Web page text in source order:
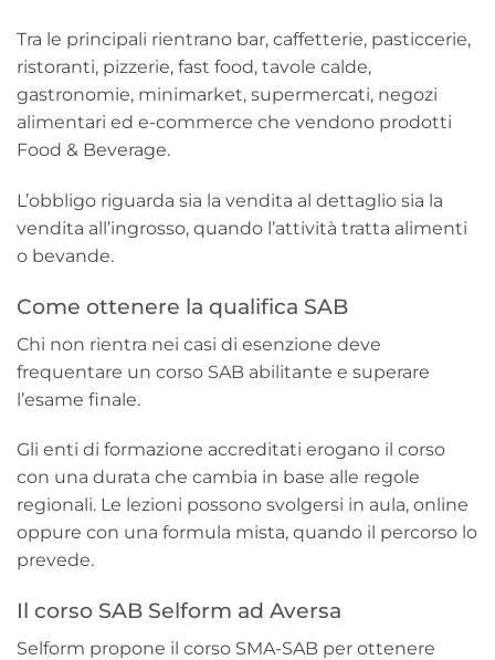
Tra le principali rientrano bar, caffetterie, pasticcerie,
ristoranti, pizzerie, fast food, tavole calde,
gastronomie, minimarket, supermercati, negozi
alimentari ed e-commerce che vendono prodotti
Food & Beverage.
L’obbligo riguarda sia la vendita al dettaglio sia la
vendita all’ingrosso, quando l’attività tratta alimenti
o bevande.
Come ottenere la qualifica SAB
Chi non rientra nei casi di esenzione deve
frequentare un corso SAB abilitante e superare
l’esame finale.
Gli enti di formazione accreditati erogano il corso
con una durata che cambia in base alle regole
regionali. Le lezioni possono svolgersi in aula, online
oppure con una formula mista, quando il percorso lo
prevede.
Il corso SAB Selform ad Aversa
Selform propone il corso SMA-SAB per ottenere